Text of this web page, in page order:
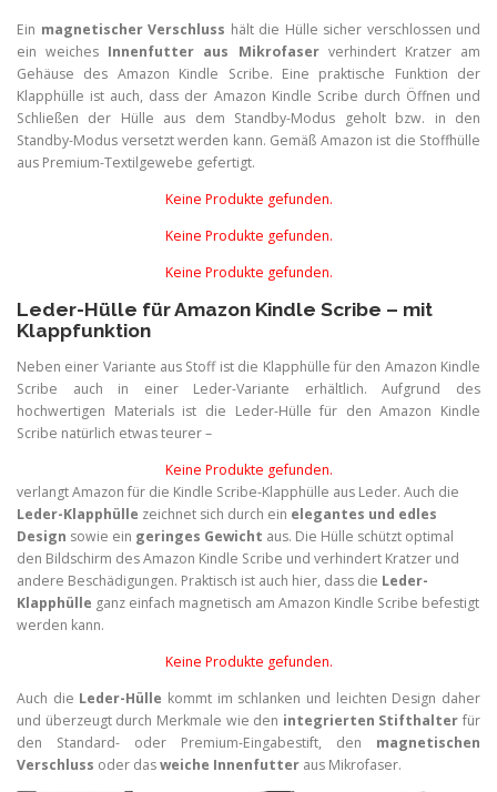
Ein magnetischer Verschluss hält die Hülle sicher verschlossen und
ein weiches Innenfutter aus Mikrofaserverhindert Kratzer am
Gehäuse des Amazon Kindle Scribe. Eine praktische Funktion der
Klapphülle ist auch, dass der Amazon Kindle Scribe durch Öffnen und
Schließen der Hülle aus dem Standby-Modus geholt bzw. in den
Standby-Modus versetzt werden kann. Gemäß Amazon ist die Stoffhülle
aus Premium-Textilgewebe gefertigt.
Keine Produkte gefunden.
Keine Produkte gefunden.
Keine Produkte gefunden.
Leder-Hülle für Amazon Kindle Scribe – mit
Klappfunktion
Neben einer Variante aus Stoff ist die Klapphülle für den Amazon Kindle
Scribe auch in einer Leder-Variante erhältlich. Aufgrund des
hochwertigen Materials ist die Leder-Hülle für den Amazon Kindle
Scribe natürlich etwas teurer –
Keine Produkte gefunden.
verlangt Amazon für die Kindle Scribe-Klapphülle aus Leder. Auch die
Leder-Klapphülle zeichnet sich durch ein elegantes und edles
Design sowie ein geringes Gewicht aus. Die Hülle schützt optimal
den Bildschirm des Amazon Kindle Scribe und verhindert Kratzer und
andere Beschädigungen. Praktisch ist auch hier, dass die Leder-
Klapphülle ganz einfach magnetisch am Amazon Kindle Scribe befestigt
werden kann.
Keine Produkte gefunden.
Auch die Leder-Hülle kommt im schlanken und leichten Design daher
und überzeugt durch Merkmale wie den integrierten Stifthalter für
den Standard- oder Premium-Eingabestift, den magnetischen
Verschluss oder dasweiche Innenfutter aus Mikrofaser.